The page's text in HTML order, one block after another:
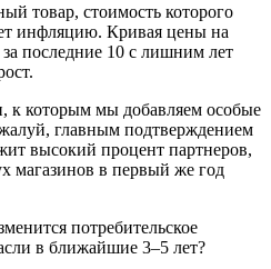
товар, стоимость которого
инфляцию. Кривая цены на
последние 10 с лишним лет
к которым мы добавляем особые
главным подтверждением
высокий процент партнеров,
магазинов в первый же год
потребительское
в ближайшие 3–5 лет?